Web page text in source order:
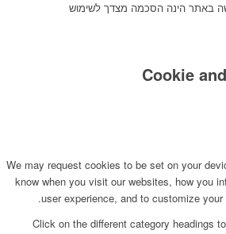
באתר הינה הסכמה מצדך לשימוש
Cookie
We may request cookies to be set on your
know when you visit our websites, how you
user experience, and to customize
Click on the different category headings